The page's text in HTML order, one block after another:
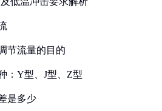
节流量的目的
：Y型、J型、Z型
是多少